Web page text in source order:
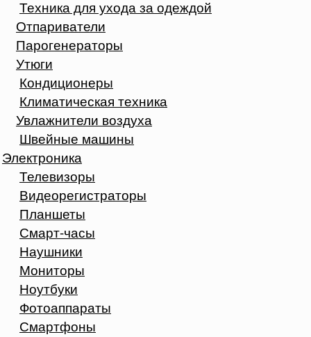
Техника для ухода за одеждой
Отпариватели
Парогенераторы
Утюги
Кондиционеры
Климатическая техника
Увлажнители воздуха
Швейные машины
Электроника
Телевизоры
Видеорегистраторы
Планшеты
Смарт-часы
Наушники
Мониторы
Ноутбуки
Фотоаппараты
Смартфоны